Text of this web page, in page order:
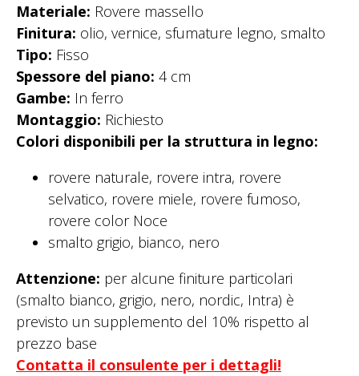
Materiale: Rovere massello
Finitura: olio, vernice, sfumature legno, smalto
Tipo: Fisso
Spessore del piano: 4 cm
Gambe: In ferro
Montaggio: Richiesto
Colori disponibili per la struttura in legno:
rovere naturale, rovere intra, rovere
selvatico, rovere miele, rovere fumoso,
rovere color Noce
smalto grigio, bianco, nero
Attenzione: per alcune finiture particolari
(smalto bianco, grigio, nero, nordic, Intra) è
previsto un supplemento del 10% rispetto al
prezzo base
Contatta il consulente per i dettagli!